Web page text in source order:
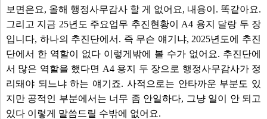
보면은요, 올해 행정사무감사 할 게 없어요, 내용이. 똑같아요.
그리고 지금 25년도 주요업무 추진현황이 A4 용지 달랑 두 장
입니다, 하나의 추진단에서. 즉 무슨 얘기냐, 2025년도에 추진
단에서 한 역할이 없다 이렇게밖에 볼 수가 없어요. 추진단에
서 많은 역할을 했다면 A4 용지 두 장으로 행정사무감사가 정
리돼야 되느냐 하는 얘기죠. 사적으로는 안타까운 부분도 있
지만 공적인 부분에서는 너무 좀 안일하다, 그냥 일이 안 되고
있다 이렇게 말씀드릴 수밖에 없어요.